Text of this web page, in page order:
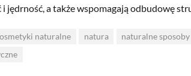
i jędrność, a także wspomagają odbudowę
naturalne natura naturalne sposoby